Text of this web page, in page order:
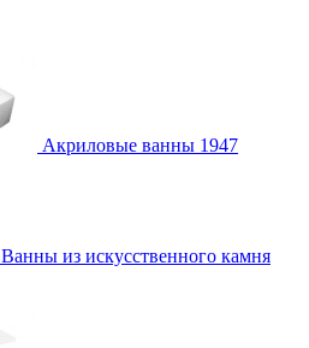
Акриловые ванны 1947
Ванны из искусственного камня